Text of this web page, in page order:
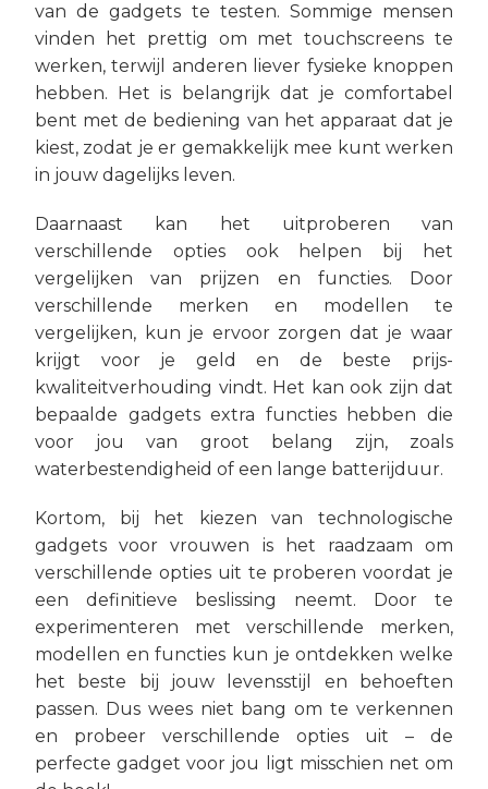
van de gadgets te testen. Sommige mensen
vinden het prettig om met touchscreens te
werken, terwijl anderen liever fysieke knoppen
hebben. Het is belangrijk dat je comfortabel
bent met de bediening van het apparaat dat je
kiest, zodat je er gemakkelijk mee kunt werken
in jouw dagelijks leven.
Daarnaast kan het uitproberen van
verschillende opties ook helpen bij het
vergelijken van prijzen en functies. Door
verschillende merken en modellen te
vergelijken, kun je ervoor zorgen dat je waar
krijgt voor je geld en de beste prijs-
kwaliteitverhouding vindt. Het kan ook zijn dat
bepaalde gadgets extra functies hebben die
voor jou van groot belang zijn, zoals
waterbestendigheid of een lange batterijduur.
Kortom, bij het kiezen van technologische
gadgets voor vrouwen is het raadzaam om
verschillende opties uit te proberen voordat je
een definitieve beslissing neemt. Door te
experimenteren met verschillende merken,
modellen en functies kun je ontdekken welke
het beste bij jouw levensstijl en behoeften
passen. Dus wees niet bang om te verkennen
en probeer verschillende opties uit – de
perfecte gadget voor jou ligt misschien net om